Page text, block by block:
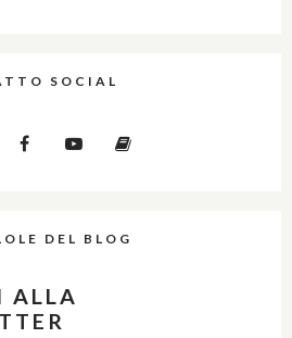
SOCIAL
DEL BLOG
ALLA